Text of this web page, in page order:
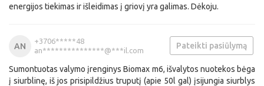
energijos tiekimas ir išleidimas į griovį yra galimas. Dėkoju.
AN
+3706*****48
an***************@***il.com
Pateikti pasiūlymą
Sumontuotas valymo įrenginys Biomax m6, išvalytos nuotekos bėga
į siurblinę, iš jos prisipildžius truputį (apie 50l gal) įsijungia siurblys